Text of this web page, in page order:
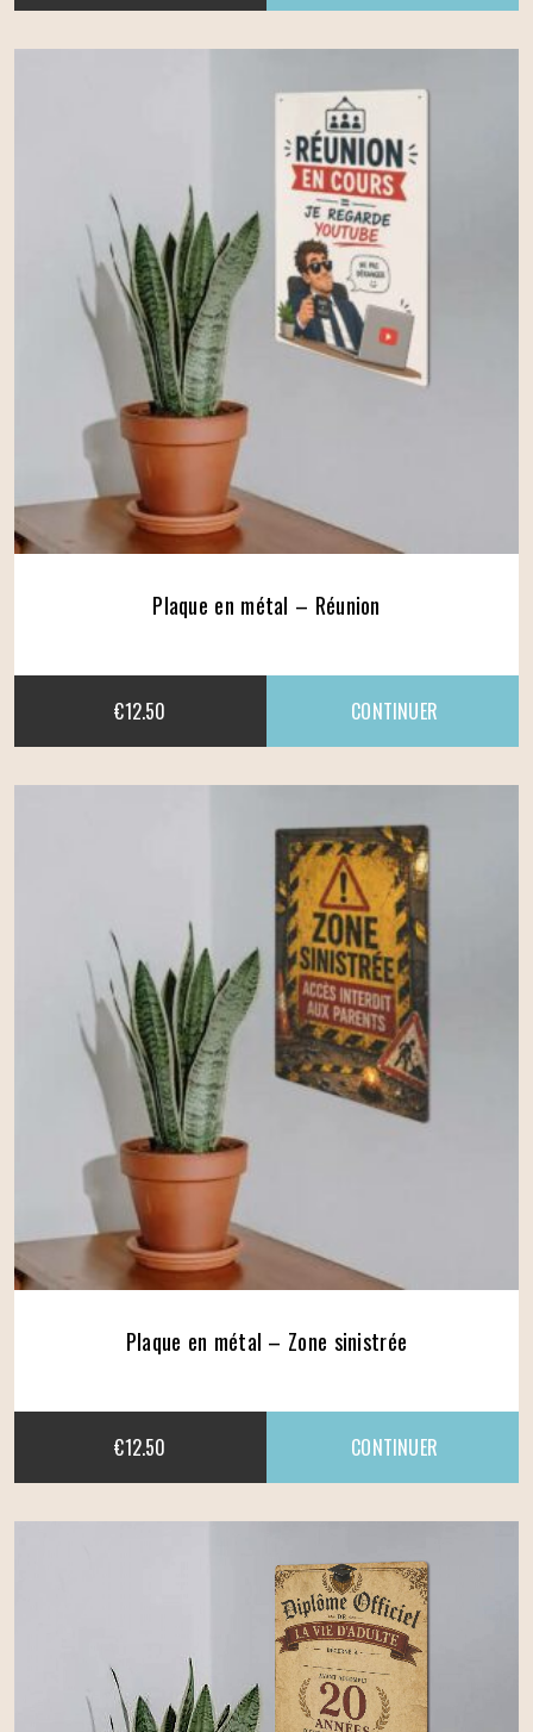
Plaque en métal – Réunion
€12.50
Plaque en métal – Zone sinistrée
€12.50